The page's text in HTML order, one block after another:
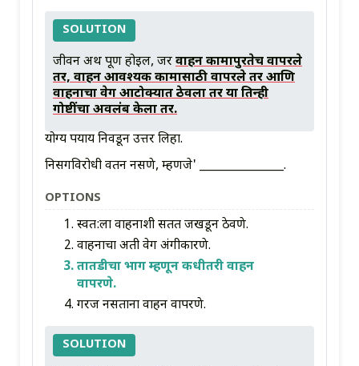
SOLUTION
जीवन अर्थ पूर्ण होईल, जर वाहन कामापुरतेच वापरले
तर, वाहन आवश्यक कामासाठी वापरले तर आणि
वाहनाचा वेग आटोक्यात ठेवला तर या तिन्ही
गोष्टींचा अवलंब केला तर.
योग्य पर्याय निवडून उत्तर लिहा.
निसर्गविरोधी वर्तन नसणे, म्हणजे' _______________.
OPTIONS
स्वत:ला वाहनाशी सतत जखडून ठेवणे.
वाहनाचा अती वेग अंगीकारणे.
तातडीचा भाग म्हणून कधीतरी वाहन
वापरणे.
गरज नसताना वाहन वापरणे.
SOLUTION